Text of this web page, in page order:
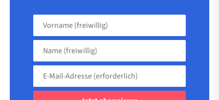
Vorname
Name
(freiwillig)
Adresse